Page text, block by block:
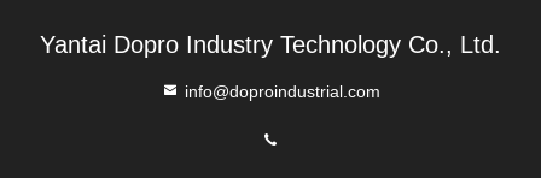
Yantai Dopro Industry Technology Co., Ltd.
info@doproindustrial.com